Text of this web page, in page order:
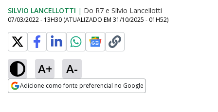
SILVIO LANCELLOTTI | Do R7 e Sílvio Lancellotti
07/03/2022 - 13H30 (ATUALIZADO EM 31/10/2025 - 01H52)
A+ A-
Adicione como fonte preferencial no Google